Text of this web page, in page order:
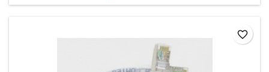
favorite_border